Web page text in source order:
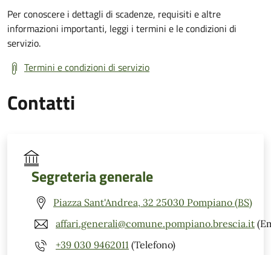
Per conoscere i dettagli di scadenze, requisiti e altre
informazioni importanti, leggi i termini e le condizioni di
servizio.
Termini e condizioni di servizio
Contatti
Segreteria generale
Piazza Sant'Andrea, 32 25030 Pompiano (BS)
affari.generali@comune.pompiano.brescia.it
+39 030 9462011 (Telefono)